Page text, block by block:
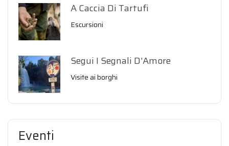
A Caccia Di Tartufi
Escursioni
Segui I Segnali D'Amore
Visite ai borghi
Eventi